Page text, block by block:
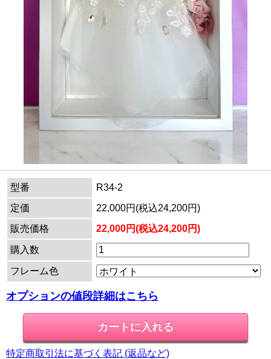
型番
R34-2
定価
22,000円(税込24,200円)
販売価格
22,000円(税込24,200円)
購入数
フレーム色
オプションの値段詳細はこちら
特定商取引法に基づく表記 (返品など)